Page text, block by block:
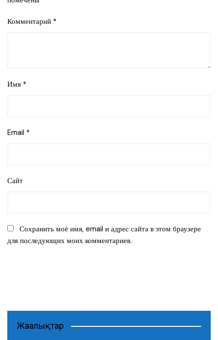
Комментарий *
Имя *
Email *
Сайт
Сохранить моё имя, email и адрес сайта в этом браузере
для последующих моих комментариев.
Жаңалықтар